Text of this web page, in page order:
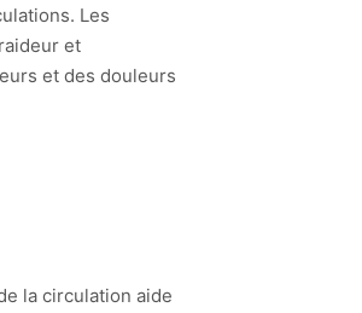
Les
et
et des douleurs
la circulation aide